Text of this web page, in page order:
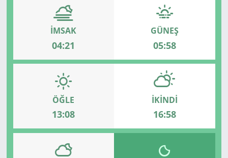
İMSAK
04:21
GÜNEŞ
05:58
ÖĞLE
13:08
İKINDI
16:58